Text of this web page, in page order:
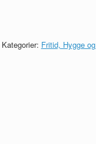
Kategorier: Fritid, Hygge